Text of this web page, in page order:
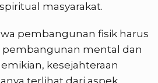
masyarakat.
pembangunan fisik harus
mental dan
kesejahteraan